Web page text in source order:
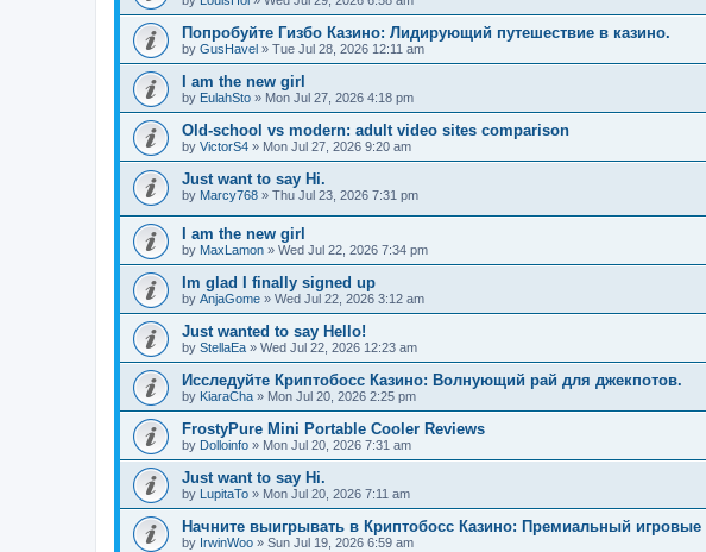
Попробуйте Гизбо Казино: Лидирующий путешествие в казино.
by GusHavel » Tue Jul 28, 2026 12:11 am
I am the new girl
by EulahSto » Mon Jul 27, 2026 4:18 pm
Old-school vs modern: adult video sites comparison
by VictorS4 » Mon Jul 27, 2026 9:20 am
Just want to say Hi.
by Marcy768 » Thu Jul 23, 2026 7:31 pm
I am the new girl
by MaxLamon » Wed Jul 22, 2026 7:34 pm
Im glad I finally signed up
by AnjaGome » Wed Jul 22, 2026 3:12 am
Just wanted to say Hello!
by StellaEa » Wed Jul 22, 2026 12:23 am
Исследуйте Криптобосс Казино: Волнующий рай для джекпотов.
by KiaraCha » Mon Jul 20, 2026 2:25 pm
FrostyPure Mini Portable Cooler Reviews
by Dolloinfo » Mon Jul 20, 2026 7:31 am
Just want to say Hi.
by LupitaTo » Mon Jul 20, 2026 7:11 am
Начните выигрывать в Криптобосс Казино: Премиальный игровые
by IrwinWoo » Sun Jul 19, 2026 6:59 am